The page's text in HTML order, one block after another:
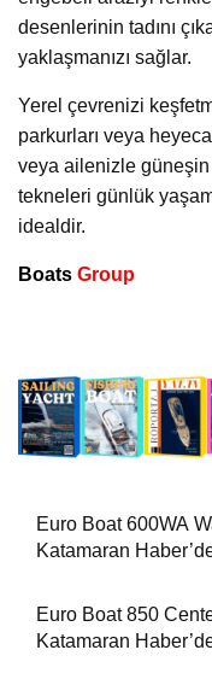
desenlerinin tadını
yaklaşmanızı sağlar.
Yerel çevrenizi
parkurları veya
veya ailenizle
tekneleri günlük
idealdir.
Boats Group
Euro Boat 600WA
Katamaran
Euro Boat 850
Katamaran